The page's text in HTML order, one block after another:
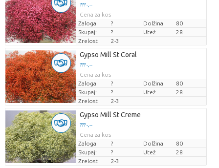
??? -,--
Cena za kos
Zaloga
? Dolžina
80
Skupaj:
? Utež
28
Zrelost
2-3
Gypso Mill St Coral
??? -,--
Cena za kos
Zaloga
? Dolžina
80
Skupaj:
? Utež
28
Zrelost
2-3
Gypso Mill St Creme
??? -,--
Cena za kos
Zaloga
? Dolžina
80
Skupaj:
? Utež
28
Zrelost
2-3